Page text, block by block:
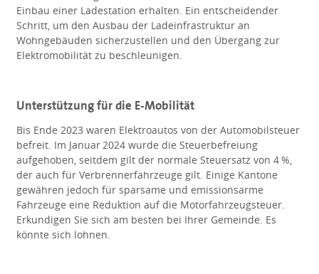
Einbau einer Ladestation erhalten. Ein entscheidender
Schritt, um den Ausbau der Ladeinfrastruktur an
Wohngebäuden sicherzustellen und den Übergang zur
Elektromobilität zu beschleunigen.
Unterstützung für die E-Mobilität
Bis Ende 2023 waren Elektroautos von der Automobilsteuer
befreit. Im Januar 2024 wurde die Steuerbefreiung
aufgehoben, seitdem gilt der normale Steuersatz von 4 %,
der auch für Verbrennerfahrzeuge gilt. Einige Kantone
gewähren jedoch für sparsame und emissionsarme
Fahrzeuge eine Reduktion auf die Motorfahrzeugsteuer.
Erkundigen Sie sich am besten bei Ihrer Gemeinde. Es
könnte sich lohnen.